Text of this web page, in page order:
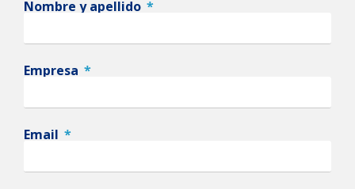
Nombre y apellido
Empresa
Email